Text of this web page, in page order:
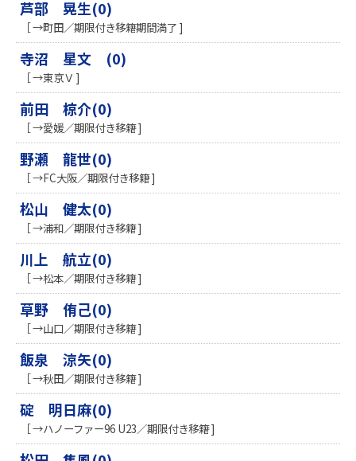
芦部 晃生(0)
［ →町田／期限付き移籍期間満了 ]
寺沼 星文 (0)
［ →東京Ｖ ]
前田 椋介(0)
［ →愛媛／期限付き移籍 ]
野瀬 龍世(0)
［ →FC大阪／期限付き移籍 ]
松山 健太(0)
［ →浦和／期限付き移籍 ]
川上 航立(0)
［ →松本／期限付き移籍 ]
草野 侑己(0)
［ →山口／期限付き移籍 ]
飯泉 涼矢(0)
［ →秋田／期限付き移籍 ]
碇 明日麻(0)
［ →ハノーファー96 U23／期限付き移籍 ]